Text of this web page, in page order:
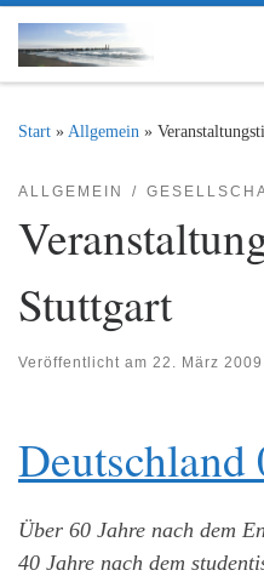
Zum Inhalt springen
Start » Allgemein »
ALLGEMEIN
Stuttgart
Veröffentlicht am 22. März 2009
Deutschland
Über 60 Jahre nach dem
40 Jahre nach dem